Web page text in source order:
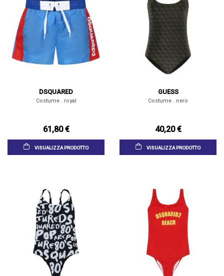
DSQUARED
Costume . royal
61,80 €
VISUALIZZA PRODOTTO
GUESS
Costume . nero
40,20 €
VISUALIZZA PRODOTTO